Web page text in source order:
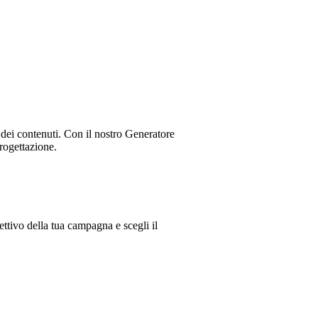
contenuti. Con il nostro Generatore
della tua campagna e scegli il